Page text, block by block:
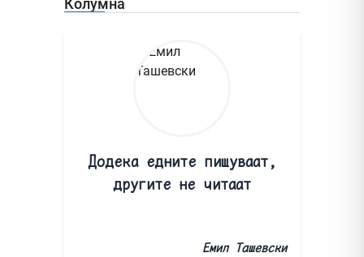
Колумна
Додека едните пишуваат,
другите не читаат
Емил Ташевски